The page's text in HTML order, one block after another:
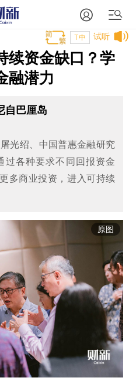
试听
T中
续资金缺口？学
融潜力
自巴厘岛
光绍、中国普惠金融研究
过各种要求不同回报资金
多商业投资，进入可持续
原图